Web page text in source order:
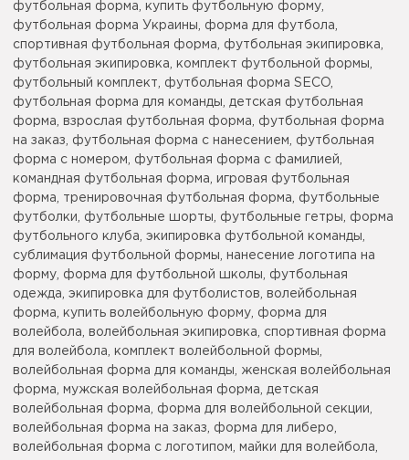
футбольная форма, купить футбольную форму,
футбольная форма Украины, форма для футбола,
спортивная футбольная форма, футбольная экипировка,
футбольная экипировка, комплект футбольной формы,
футбольный комплект, футбольная форма SECO,
футбольная форма для команды, детская футбольная
форма, взрослая футбольная форма, футбольная форма
на заказ, футбольная форма с нанесением, футбольная
форма с номером, футбольная форма с фамилией,
командная футбольная форма, игровая футбольная
форма, тренировочная футбольная форма, футбольные
футболки, футбольные шорты, футбольные гетры, форма
футбольного клуба, экипировка футбольной команды,
сублимация футбольной формы, нанесение логотипа на
форму, форма для футбольной школы, футбольная
одежда, экипировка для футболистов, волейбольная
форма, купить волейбольную форму, форма для
волейбола, волейбольная экипировка, спортивная форма
для волейбола, комплект волейбольной формы,
волейбольная форма для команды, женская волейбольная
форма, мужская волейбольная форма, детская
волейбольная форма, форма для волейбольной секции,
волейбольная форма на заказ, форма для либеро,
волейбольная форма с логотипом, майки для волейбола,